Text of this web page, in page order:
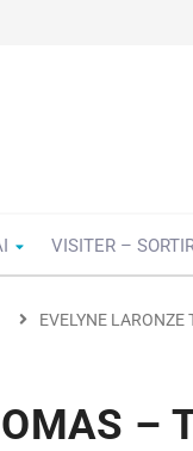
VISITER –
EVELYNE
–